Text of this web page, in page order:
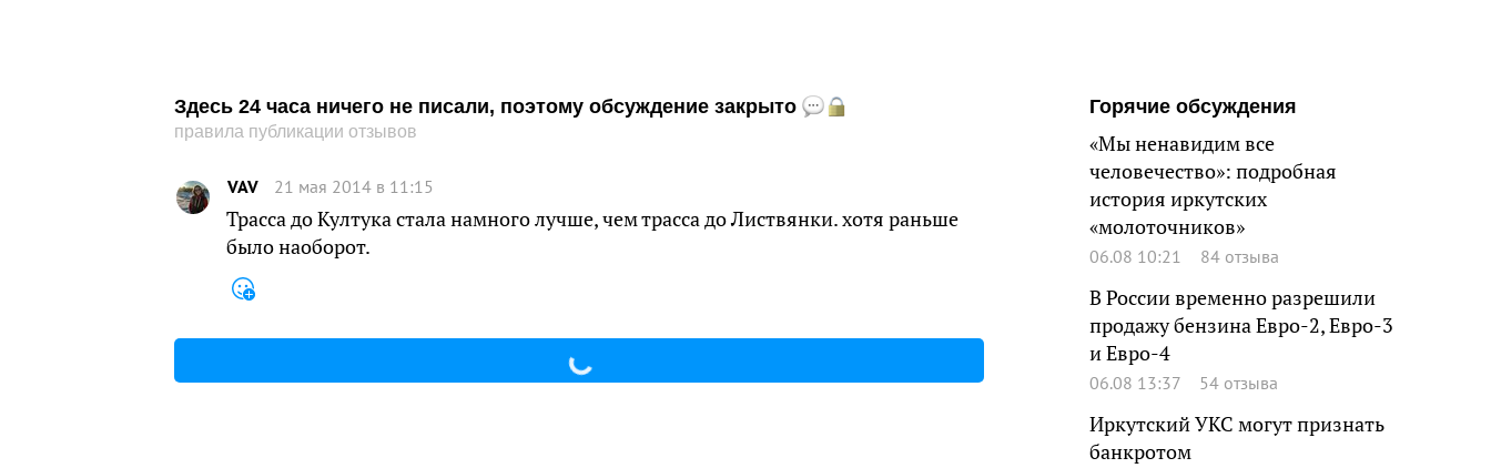
Здесь 24 часа ничего не писали, поэтому обсуждение закрыто
правила публикации отзывов
VAV 21 мая 2014 в 11:15
Трасса до Култука стала намного лучше, чем трасса до Листвянки. хотя раньше
было наоборот.
Горячие обсуждения
«Мы ненавидим все
человечество»: подробная
история иркутских
«молоточников»
06.08 10:21 84 отзыва
В России временно разрешили
продажу бензина Евро-2, Евро-3
и Евро-4
06.08 13:37 54 отзыва
Иркутский УКС могут признать
банкротом